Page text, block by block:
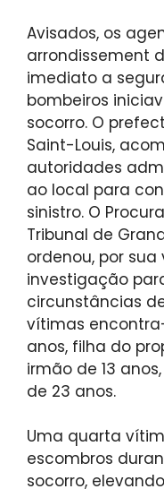
Avisados, os
arrondissement
imediato a
bombeiros
socorro. O
Saint-Louis,
autoridades
ao local para
sinistro. O
Tribunal de
ordenou, por
investigação
circunstâncias
vítimas
anos, filha do
irmão de 13
de 23 anos.
Uma quarta
escombros
socorro,